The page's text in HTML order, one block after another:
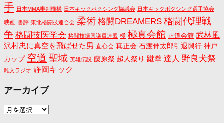
手 日本MMA審判機構 日本キックボクシング協議会 日本キックボクシング選手協会
映画 書評 東北格闘技連合会 柔術 格闘DREAMERS 格闘代理戦
争 格闘技医学会 格闘技振興議員連盟 極 極真会館 正道会館 武林風
沢村忠に真空を飛ばせた男 直心会 真正会 石渡伸太郎引退興行 神戸
カップ 空道 聖域 英雄伝説 藤原祭 超人祭り 蹴拳 達人 野良犬祭
雑文ラジオ 静岡キック
アーカイブ
ア